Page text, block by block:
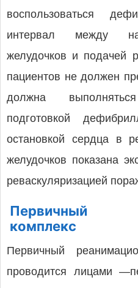
воспользоваться
интервал между
желудочков и подачей
пациентов не должен
должна
подготовкой
остановкой сердца в
желудочков показана
реваскуляризацией
Первичный
комплекс
Первичный
проводится лицами